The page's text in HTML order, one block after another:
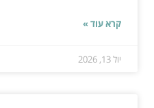
קרא עוד »
יול 13, 2026